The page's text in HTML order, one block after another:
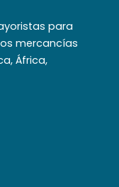
para
mercancías
África,